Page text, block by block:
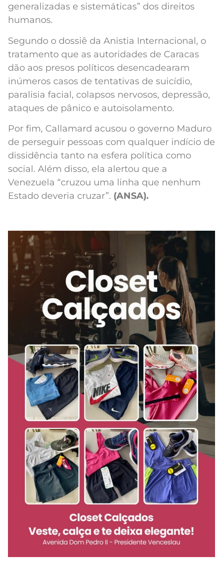
generalizadas e sistemáticas” dos direitos
humanos.
Segundo o dossiê da Anistia Internacional, o
tratamento que as autoridades de Caracas
dão aos presos políticos desencadearam
inúmeros casos de tentativas de suicídio,
paralisia facial, colapsos nervosos, depressão,
ataques de pânico e autoisolamento.
Por fim, Callamard acusou o governo Maduro
de perseguir pessoas com qualquer indício de
dissidência tanto na esfera política como
social. Além disso, ela alertou que a
Venezuela “cruzou uma linha que nenhum
Estado deveria cruzar”. (ANSA).